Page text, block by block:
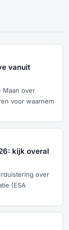
vanuit
Maan over
voor waarnem
kijk overal
over
(ESA